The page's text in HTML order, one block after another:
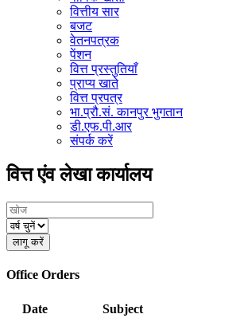
वित्तीय सार
बजट
वेतनपत्रक
पेंशन
वित्त प्रस्तुतियाँ
प्राप्य खाते
वित्त प्रपत्र
भा.प्रौ.सं. कानपुर भुगतान
डी.एफ.पी.आर
संपर्क करें
वित्त एंव लेखा कार्यालय
Office Orders
Date Subject